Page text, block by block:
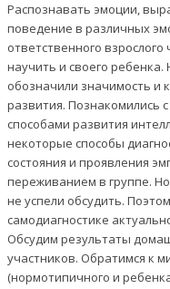
Распознавать эмоции,
поведение в различных
ответственного
научить и своего
обозначили значимость и
развития. Познакомились
способами развития
некоторые способы
состояния и проявления
переживанием в группе.
не успели обсудить.
самодиагностике
Обсудим результаты
участников. Обратимся к
(нормотипичного и